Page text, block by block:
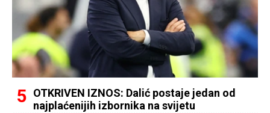
OTKRIVEN IZNOS: Dalić postaje jedan od
najplaćenijih izbornika na svijetu